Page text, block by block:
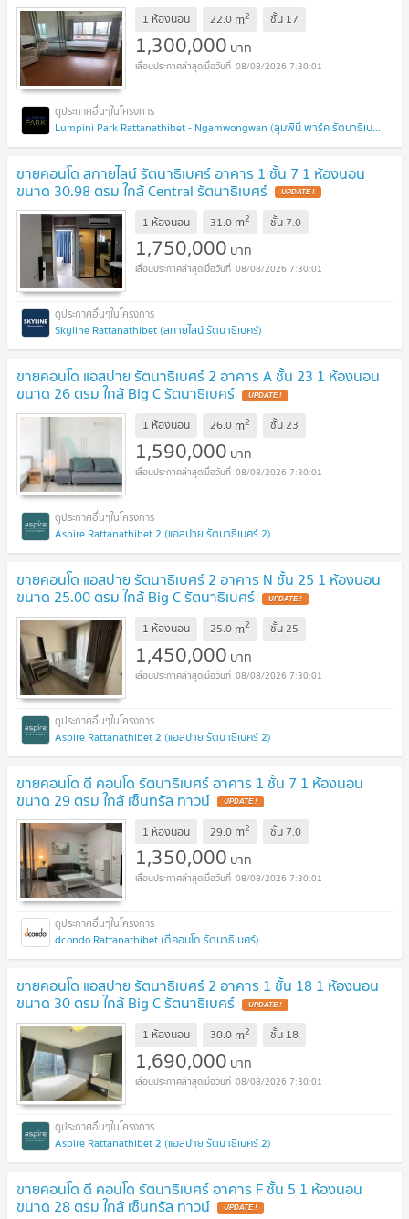
1 ห้องนอน 22.0 m2 ชั้น 17
1,300,000 บาท
08/08/2026 7:30:01
Lumpini Park Rattanathibet - Ngamwongwan (ลุมพินี พาร์ค รัตนาธิเบศร์ - งามวงศ์วาน)
ขายคอนโด สกายไลน์ รัตนาธิเบศร์ อาคาร 1 ชั้น 7 1 ห้องนอน
ขนาด 30.98 ตรม ใกล้ Central รัตนาธิเบศร์
1 ห้องนอน 31.0 m2 ชั้น 7.0
1,750,000 บาท
08/08/2026 7:30:01
Skyline Rattanathibet (สกายไลน์ รัตนาธิเบศร์)
ขายคอนโด แอสปาย รัตนาธิเบศร์ 2 อาคาร A ชั้น 23 1 ห้องนอน
ขนาด 26 ตรม ใกล้ Big C รัตนาธิเบศร์
1 ห้องนอน 26.0 m2 ชั้น23
1,590,000 บาท
08/08/2026 7:30:01
Aspire Rattanathibet 2 (แอสปาย รัตนาธิเบศร์ 2)
ขายคอนโด แอสปาย รัตนาธิเบศร์ 2 อาคาร N ชั้น 25 1 ห้องนอน
ขนาด 25.00 ตรม ใกล้ Big C รัตนาธิเบศร์
1 ห้องนอน 25.0 m2 ชั้น25
1,450,000 บาท
08/08/2026 7:30:01
Aspire Rattanathibet 2 (แอสปาย รัตนาธิเบศร์ 2)
ขายคอนโด ดี คอนโด รัตนาธิเบศร์ อาคาร 1 ชั้น 7 1 ห้องนอน
ขนาด 29 ตรม ใกล้ เซ็นทรัล ทาวน์
1 ห้องนอน 29.0 m2 ชั้น 7.0
1,350,000 บาท
08/08/2026 7:30:01
dcondo Rattanathibet (ดีคอนโด รัตนาธิเบศร์)
ขายคอนโด แอสปาย รัตนาธิเบศร์ 2 อาคาร 1 ชั้น 18 1 ห้องนอน
ขนาด 30 ตรม ใกล้ Big C รัตนาธิเบศร์
1 ห้องนอน 30.0 m2 ชั้น 18
1,690,000 บาท
08/08/2026 7:30:01
Aspire Rattanathibet 2 (แอสปาย รัตนาธิเบศร์ 2)
ขายคอนโด ดี คอนโด รัตนาธิเบศร์ อาคาร F ชั้น 5 1 ห้องนอน
ขนาด 28 ตรม ใกล้ เซ็นทรัล ทาวน์